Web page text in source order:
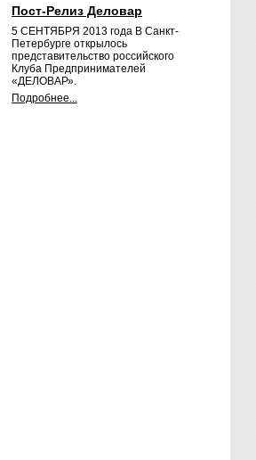
Пост-Релиз Деловар
5 СЕНТЯБРЯ 2013 года В Санкт-
Петербурге открылось
представительство российского
Клуба Предпринимателей
«ДЕЛОВАР».
Подробнее...